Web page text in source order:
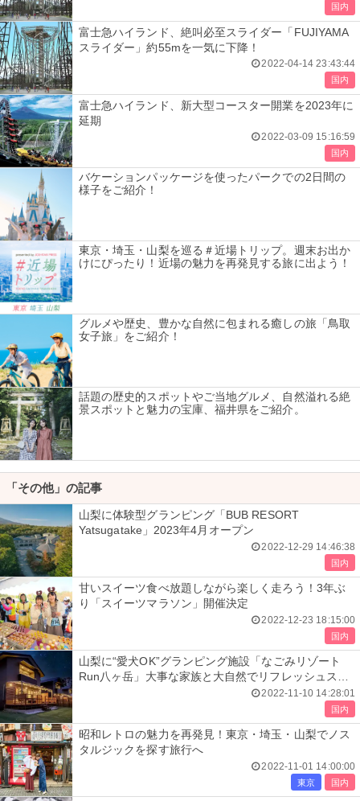
国内
富士急ハイランド、絶叫必至スライダー「FUJIYAMA
スライダー」約55mを一気に下降！
2022-04-14 23:43:44
国内
富士急ハイランド、新大型コースター開業を2023年に
延期
2022-03-09 15:16:59
国内
バケーションパッケージを使ったパークでの2日間の
様子をご紹介！
東京・埼玉・山梨を巡る＃近場トリップ。週末お出か
けにぴったり！近場の魅力を再発見する旅に出よう！
グルメや歴史、豊かな自然に包まれる癒しの旅「鳥取
女子旅」をご紹介！
話題の歴史的スポットやご当地グルメ、自然溢れる絶
景スポットと魅力の宝庫、福井県をご紹介。
「その他」の記事
山梨に体験型グランピング「BUB RESORT
Yatsugatake」2023年4月オープン
2022-12-29 14:46:38
国内
甘いスイーツ食べ放題しながら楽しく走ろう！3年ぶ
り「スイーツマラソン」開催決定
2022-12-23 18:15:00
国内
山梨に“愛犬OK”グランピング施設「なごみリゾート
Run八ヶ岳」大事な家族と大自然でリフレッシュステ
2022-11-10 14:28:01
国内
昭和レトロの魅力を再発見！東京・埼玉・山梨でノス
タルジックを探す旅行へ
2022-11-01 14:00:00
東京 国内